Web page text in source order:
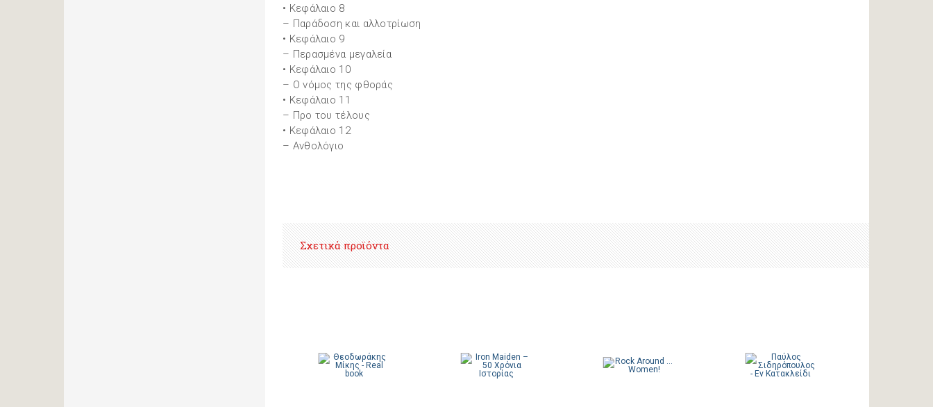
• Κεφάλαιο 8
– Παράδοση και αλλοτρίωση
• Κεφάλαιο 9
– Περασμένα μεγαλεία
• Κεφάλαιο 10
– Ο νόμος της φθοράς
• Κεφάλαιο 11
– Προ του τέλους
• Κεφάλαιο 12
– Ανθολόγιο
Σχετικά προϊόντα